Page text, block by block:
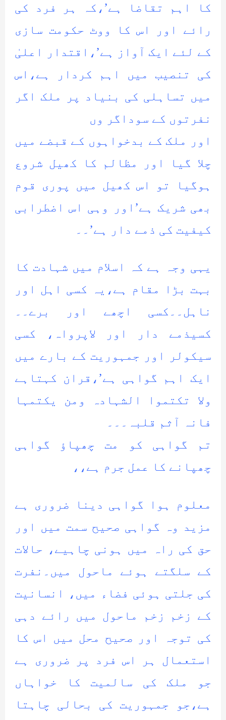
کا اہم تقاضا ہے’،کہ ہر فرد کی
رائے اور اس کا ووٹ حکومت سازی
کے لئے ایک آواز ہے’،اقتدار اعلیٰ
کی تنصیب میں اہم کردار ہے،اس
میں تساہلی کی بنیاد پر ملک اگر
نفرتوں کے سوداگر وں
اور ملک کے بدخواہوں کے قبضے میں
چلا گیا اور مظالم کا کھیل شروع
ہوگیا تو اس کھیل میں پوری قوم
بھی شریک ہے’اور وہی اس اضطرابی
کیفیت کی ذمے دار ہے’۔۔
یہی وجہ ہے کہ اسلام میں شہادت کا
بہت بڑا مقام ہے،یہ کسی اہل اور
ناہل۔۔کسی اچھے اور برے۔۔
کسیذمے دار اور لاپرواہ، کسی
سیکولر اور جمہوریت کے بارے میں
ایک اہم گواہی ہے’،قران کہتاہے
ولا تکتموا الشہادہ ومن یکتمہا
فانہ آثم قلبہ۔۔۔
تم گواہی کو مت چھپاؤ گواہی
چھپانے کا عمل جرم ہے،،
معلوم ہوا گواہی دینا ضروری ہے
مزید وہ گواہی صحیح سمت میں اور
حق کی راہ میں ہونی چاہیے، حالات
کے سلگتے ہوئے ماحول میں۔نفرت
کی جلتی ہوئی فضاء میں، انسانیت
کے زخم زخم ماحول میں رائے دہی
کی توجہ اور صحیح محل میں اس کا
استعمال ہر اس فرد پر ضروری ہے
جو ملک کی سالمیت کا خواہاں
ہے،جو جمہوریت کی بحالی چاہتا